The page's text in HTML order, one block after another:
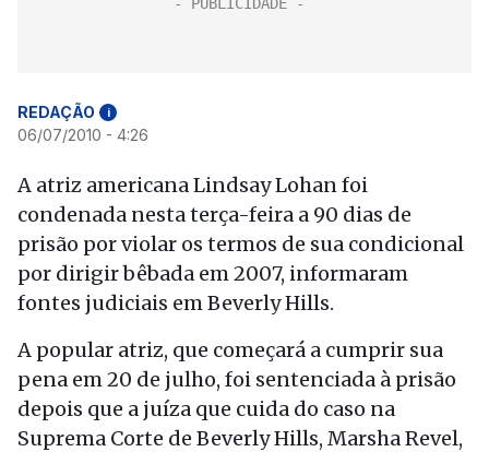
REDAÇÃO i
06/07/2010 - 4:26
A atriz americana Lindsay Lohan foi
condenada nesta terça-feira a 90 dias de
prisão por violar os termos de sua condicional
por dirigir bêbada em 2007, informaram
fontes judiciais em Beverly Hills.
A popular atriz, que começará a cumprir sua
pena em 20 de julho, foi sentenciada à prisão
depois que a juíza que cuida do caso na
Suprema Corte de Beverly Hills, Marsha Revel,